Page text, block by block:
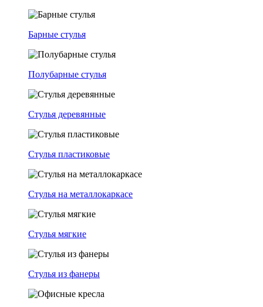
Барные стулья
Полубарные стулья
Стулья деревянные
Стулья пластиковые
Стулья на металлокаркасе
Стулья мягкие
Стулья из фанеры